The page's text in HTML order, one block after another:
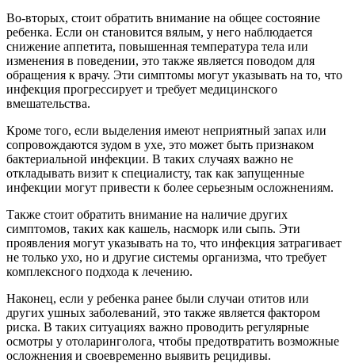
Во-вторых, стоит обратить внимание на общее состояние
ребенка. Если он становится вялым, у него наблюдается
снижение аппетита, повышенная температура тела или
изменения в поведении, это также является поводом для
обращения к врачу. Эти симптомы могут указывать на то, что
инфекция прогрессирует и требует медицинского
вмешательства.
Кроме того, если выделения имеют неприятный запах или
сопровождаются зудом в ухе, это может быть признаком
бактериальной инфекции. В таких случаях важно не
откладывать визит к специалисту, так как запущенные
инфекции могут привести к более серьезным осложнениям.
Также стоит обратить внимание на наличие других
симптомов, таких как кашель, насморк или сыпь. Эти
проявления могут указывать на то, что инфекция затрагивает
не только ухо, но и другие системы организма, что требует
комплексного подхода к лечению.
Наконец, если у ребенка ранее были случаи отитов или
других ушных заболеваний, это также является фактором
риска. В таких ситуациях важно проводить регулярные
осмотры у отоларинголога, чтобы предотвратить возможные
осложнения и своевременно выявить рецидивы.